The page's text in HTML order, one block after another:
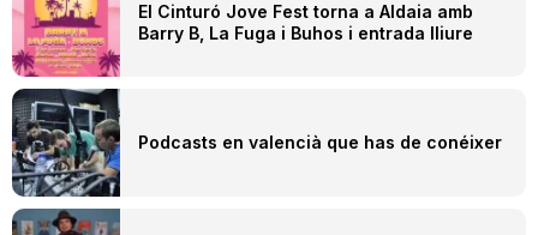
El Cinturó Jove Fest torna a Aldaia amb
Barry B, La Fuga i Buhos i entrada lliure
Podcasts en valencià que has de conéixer